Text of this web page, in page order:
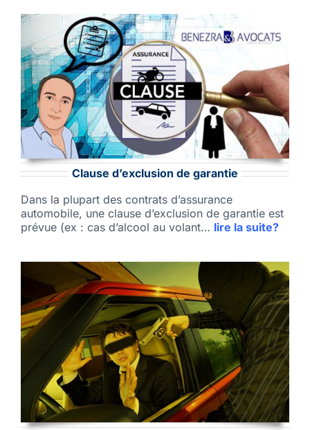
Clause d’exclusion de garantie
Dans la plupart des contrats d’assurance
automobile, une clause d’exclusion de garantie est
prévue (ex : cas d’alcool au volant… lire la suite?